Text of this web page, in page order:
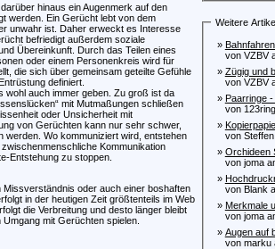
hinaus ein Augenmerk auf den
werden. Ein Gerücht lebt von dem
unwahr ist. Daher erweckt es Interesse
befriedigt außerdem soziale
Übereinkunft. Durch das Teilen eines
oder einem Personenkreis wird für
die sich über gemeinsam geteilte Gefühle
definiert.
wohl auch immer geben. Zu groß ist da
mit Mutmaßungen schließen
oder Unsicherheit mit
von Gerüchten kann nur sehr schwer,
werden. Wo kommuniziert wird, entstehen
Kommunikation
Entstehung zu stoppen.
oder auch einer boshaften
in der heutigen Zeit größtenteils im Web
die Verbreitung und desto länger bleibt
mit Gerüchten spielen.
Weitere
»
von VZBV
» Zügig und
von VZBV
» Paarringe -
von
»
von Steffen
» Orchideen
von joma
»
von Blank
» Merkmale
von joma
» Augen auf
von marku